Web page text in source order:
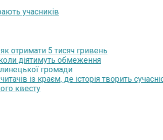
учасників
отримати 5 тисяч гривень
діятимуть обмеження
громади
із краєм, де історія творить
квесту